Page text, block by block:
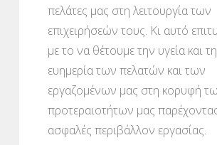
πελάτες μας στη λειτουργία των
επιχειρήσεών τους. Κι αυτό
με το να θέτουμε την υγεία και
ευημερία των πελατών και των
εργαζομένων μας στη κορυφή
προτεραιοτήτων μας
ασφαλές περιβάλλον εργασίας.